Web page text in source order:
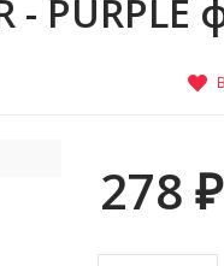
-
278 ₽